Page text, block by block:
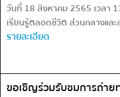
วันที่ 18 สิงหาคม 2565 เวลา
เรียนรู้ตลอดชีวิต ส่วนกลางแล
รายละเอียด
ขอเชิญร่วมรับชมการถ่าย